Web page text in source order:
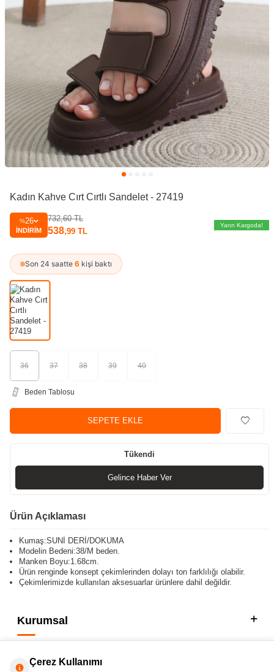
Kadın Kahve Cırt Cırtlı Sandelet - 27419
%26
İNDIRIM
732,60TL
538,99 TL
Yarın Kargoda!
Son 24 saatte 6 kişi baktı
36 37 38 39 40
Beden Tablosu
SEPETE EKLE
Tükendi
Gelince Haber Ver
Ürün Açıklaması
Kumaş:SUNİ DERİ/DOKUMA
Modelin Bedeni:38/M beden.
Manken Boyu:1.68cm.
Ürün renginde konsept çekimlerinden dolayı ton farklılığı olabilir.
Çekimlerimizde kullanılan aksesuarlar ürünlere dahil değildir.
Kurumsal
Çerez Kullanımı